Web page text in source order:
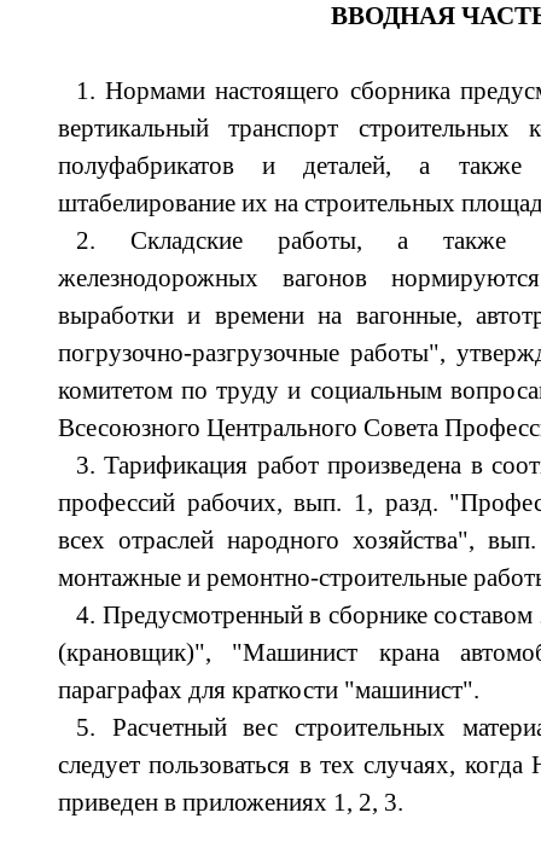
ВВОДНАЯ
1. Нормами настоящего сборника
вертикальный транспорт строительных
полуфабрикатов и деталей, а также
штабелирование их на строительных
2. Складские работы, а также
железнодорожных вагонов
выработки и времени на вагонные,
погрузочно-разгрузочные работы",
комитетом по труду и социальным
Всесоюзного Центрального Совета
3. Тарификация работ произведена в
профессий рабочих, вып. 1, разд.
всех отраслей народного хозяйства",
монтажные и ремонтно-строительные
4. Предусмотренный в сборнике
(крановщик)", "Машинист крана
параграфах для краткости "машинист".
5. Расчетный вес строительных
следует пользоваться в тех случаях,
приведен в приложениях 1, 2, 3.